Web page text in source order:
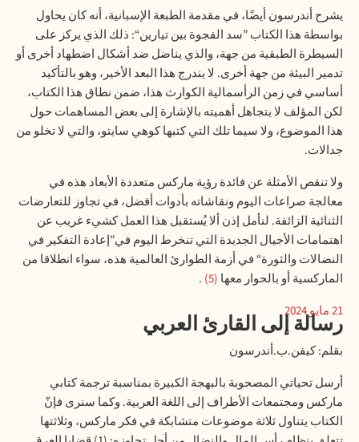
يشرح أندرسون أيضًا، في مقدمة الطبعة الإسبانية، أنه كان يحاول
بواسطة هذا الكتاب ”سد الفجوة بين تيارين“: ذلك الذي يركز على
السيطرة الطبقية من جهة، والذي يناضل ضد أشكال اضطهاد أخرى أو
تدمير البيئة من جهة أخرى. لا يندرج هذا البعد الأخير، وهو بالتأكيد
أساسي في زمن الرأسمالية الكوارث هذا، ضمن نطاق هذا الكتاب،
لكن المؤلف لا يتجاهل أهميته بالإشارة إلى بعض المساهمات حول
هذا الموضوع، ولا سيما تلك التي كتبها كوهي سايتو، والتي لا تخلو من
جدالات.
ولا تنقص الأمثلة عن فائدة رؤية ماركس متعددة الأبعاد هذه في
معالجة صراعات اليوم ونقاشاته بأدوات أفضل، في تجاوز للتعارضات
الثنائية الزائفة. لنأمل إذن ألا يُستقبل هذا العمل كشيء غريب عن
اهتمامات الأجيال الجديدة التي تنخرط اليوم في”إعادة التفكير في
النضالات والثورة“ في أزمة الطوارئ العالمية هذه، سواء انطلاقا من
الماركسية أو بالحوار معها 5
.
21مايو 2024
رسالة إلى القارئ العربي
بقلم: كيفن.ب.أندرسون
أرسل تحياتي المصحوبة بالبهجة الكبيرة بمناسبة ترجمة كتابي
ماركس ومجتمعات الأطراف إلى اللغة العربية. وكما سنرى فإنّ
الكتاب يتناول ثلاثة موضوعات متشابكة في فكر ماركس، وثلاثتها